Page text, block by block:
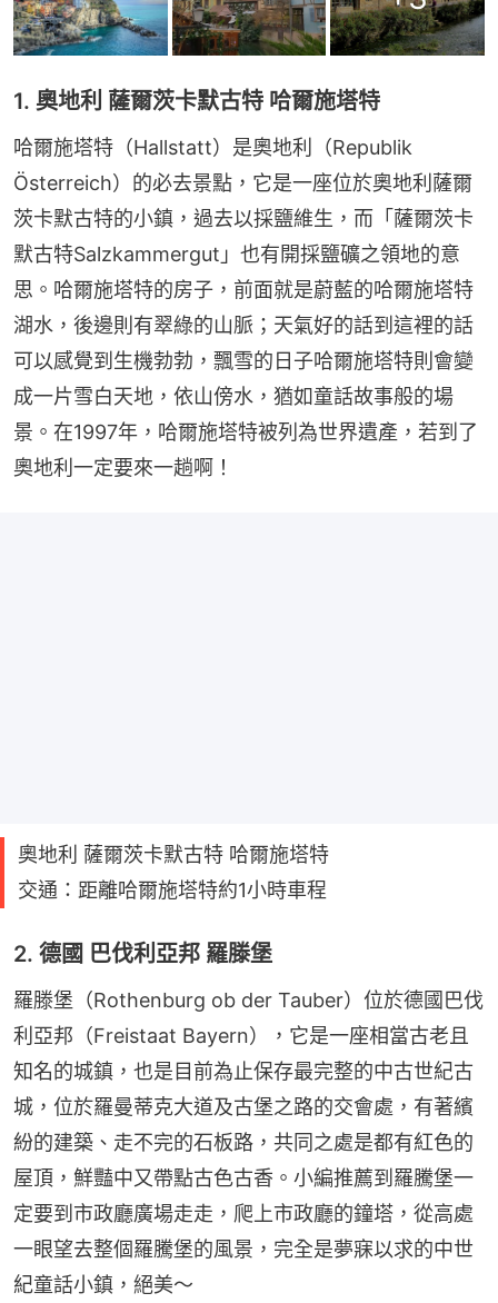
1. 奧地利 薩爾茨卡默古特 哈爾施塔特
哈爾施塔特（Hallstatt）是奧地利（Republik
Österreich）的必去景點，它是一座位於奧地利薩爾
茨卡默古特的小鎮，過去以採鹽維生，而「薩爾茨卡
默古特Salzkammergut」也有開採鹽礦之領地的意
思。哈爾施塔特的房子，前面就是蔚藍的哈爾施塔特
湖水，後邊則有翠綠的山脈；天氣好的話到這裡的話
可以感覺到生機勃勃，飄雪的日子哈爾施塔特則會變
成一片雪白天地，依山傍水，猶如童話故事般的場
景。在1997年，哈爾施塔特被列為世界遺產，若到了
奧地利一定要來一趟啊！
奧地利 薩爾茨卡默古特 哈爾施塔特
交通：距離哈爾施塔特約1小時車程
2. 德國 巴伐利亞邦 羅滕堡
羅滕堡（Rothenburg ob der Tauber）位於德國巴伐
利亞邦（Freistaat Bayern），它是一座相當古老且
知名的城鎮，也是目前為止保存最完整的中古世紀古
城，位於羅曼蒂克大道及古堡之路的交會處，有著繽
紛的建築、走不完的石板路，共同之處是都有紅色的
屋頂，鮮豔中又帶點古色古香。小編推薦到羅騰堡一
定要到市政廳廣場走走，爬上市政廳的鐘塔，從高處
一眼望去整個羅騰堡的風景，完全是夢寐以求的中世
紀童話小鎮，絕美～